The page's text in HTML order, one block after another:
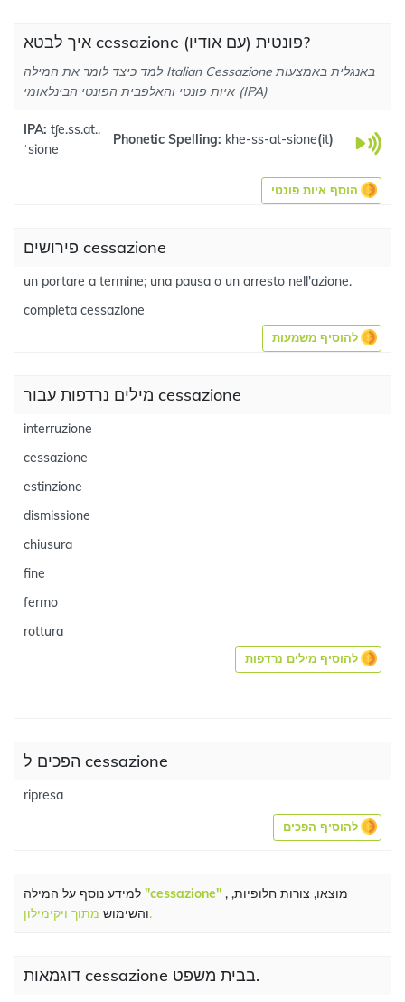
איך לבטא cessazione פונטית (עם אודיו)?
למד כיצד לומר את המילה Italian Cessazione באנגלית באמצעות
איות פונטי והאלפבית הפונטי הבינלאומי (IPA)
IPA: tʃe.ss.at..
ˈsione
Phonetic Spelling: khe-ss-at-sione(it)
הוסף איות פונטי
פירושים cessazione
un portare a termine; una pausa o un arresto nell'azione.
completa cessazione
להוסיף משמעות
מילים נרדפות עבור cessazione
interruzione
cessazione
estinzione
dismissione
chiusura
fine
fermo
rottura
להוסיף מילים נרדפות
הפכים ל cessazione
ripresa
להוסיף הפכים
"cessazione" , מוצאו, צורות חלופיות,
והשימושמתוך ויקימילון.
דוגמאות cessazione בבית משפט.